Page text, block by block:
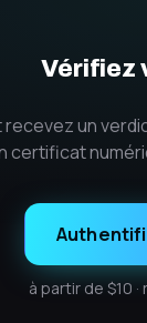
Vérifiez
un
certificat
à partir de $10